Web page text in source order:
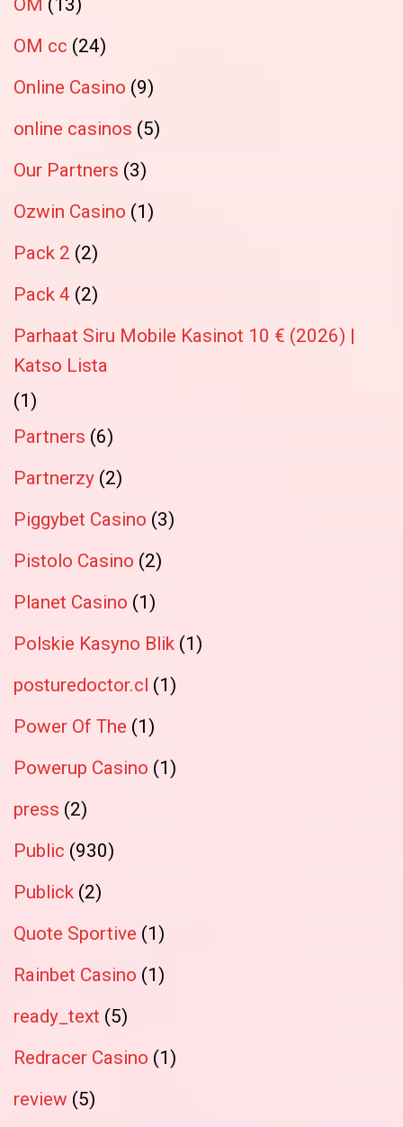
OM cc (24)
Online Casino (9)
online casinos (5)
Our Partners (3)
Ozwin Casino (1)
Pack 2 (2)
Pack 4 (2)
Parhaat Siru Mobile Kasinot 10 € (2026) |
Katso Lista
(1)
Partners (6)
Partnerzy (2)
Piggybet Casino (3)
Pistolo Casino (2)
Planet Casino (1)
Polskie Kasyno Blik (1)
posturedoctor.cl (1)
Power Of The (1)
Powerup Casino (1)
press (2)
Public (930)
Publick (2)
Quote Sportive (1)
Rainbet Casino (1)
ready_text (5)
Redracer Casino (1)
review (5)